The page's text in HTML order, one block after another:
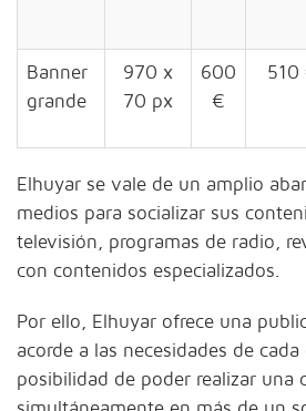
Banner
grande
970 x
70 px
600
€
510
Elhuyar se vale de un amplio
medios para socializar sus
televisión, programas de radio,
con contenidos especializados.
Por ello, Elhuyar ofrece una
acorde a las necesidades de
posibilidad de poder realizar una